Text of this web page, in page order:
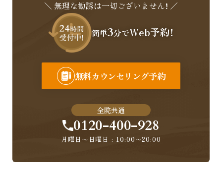
＼ 無理な勧誘は一切ございません! ／
簡単3分でWeb予約!
無料カウンセリング予約
全院共通
0120-400-928
月曜日〜日曜日 : 10:00〜20:00